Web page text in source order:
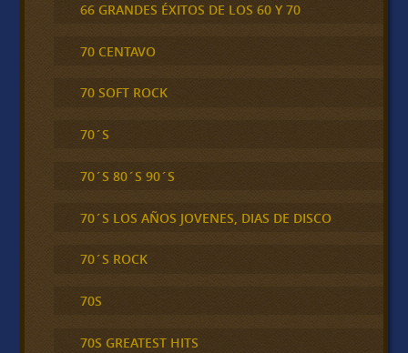
66 GRANDES ÉXITOS DE LOS 60 Y 70
70 CENTAVO
70 SOFT ROCK
70´S
70´S 80´S 90´S
70´S LOS AÑOS JOVENES, DIAS DE DISCO
70´S ROCK
70S
70S GREATEST HITS